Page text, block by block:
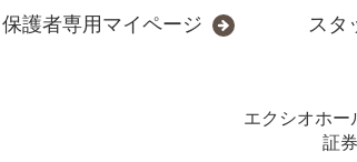
保護者専用マイページ スタ
エクシオホー
証